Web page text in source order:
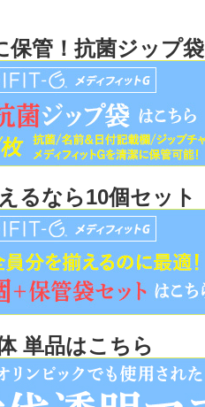
保管！抗菌ジップ袋
るなら10個セット
単品はこちら